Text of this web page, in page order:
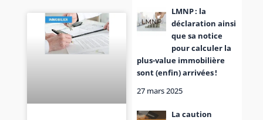
LMNP : la
déclaration ainsi
que sa notice
pour calculer la
plus-value immobilière
sont (enfin) arrivées !
27 mars 2025
La caution